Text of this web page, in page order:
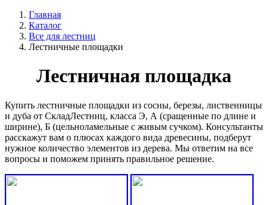
Главная
Каталог
Все для лестниц
Лестничные площадки
Лестничная площадка
Купить лестничные площадки из сосны, березы, лиственницы
и дуба от СкладЛестниц, класса Э, А (сращенные по длине и
ширине), Б (цельноламельные с живым сучком). Консультанты
расскажут вам о плюсах каждого вида древесины, подберут
нужное количество элементов из дерева. Мы ответим на все
вопросы и поможем принять правильное решение.